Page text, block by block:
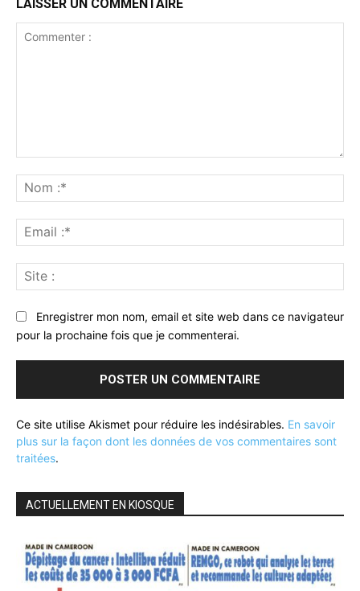
LAISSER UN COMMENTAIRE
:*
:*
:
Enregistrer mon nom, email et site web dans ce navigateur
pour la prochaine fois que je commenterai.
Ce site utilise Akismet pour réduire les indésirables. En savoir
plus sur la façon dont les données de vos commentaires sont
traitées.
ACTUELLEMENT EN KIOSQUE